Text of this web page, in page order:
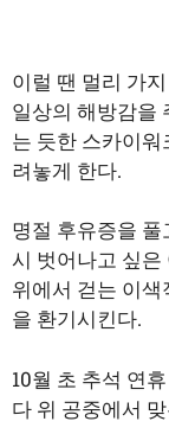
이럴 땐 멀리 가
일상의 해방감을
는 듯한 스카이
려놓게 한다.
명절 후유증을
시 벗어나고 싶은
위에서 걷는 이
을 환기시킨다.
10월 초 추석 연
다 위 공중에서